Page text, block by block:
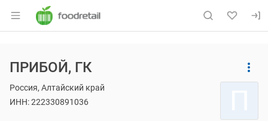
Раздел навигации по сайту
Страница компании ПРИБОЙ,
Страница компании
Навигация по сайту
Основная информация о компании
ПРИБОЙ, ГК
Россия, Алтайский край
ИНН: 222330891036